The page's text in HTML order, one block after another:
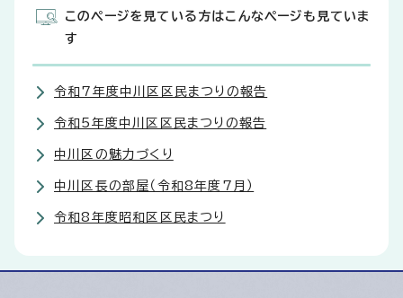
このページを見ている方はこんなページも見ていま
す
令和7年度中川区区民まつりの報告
令和5年度中川区区民まつりの報告
中川区の魅力づくり
中川区長の部屋（令和8年度7月）
令和8年度昭和区区民まつり